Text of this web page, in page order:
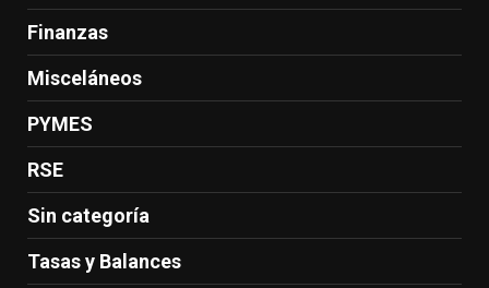
Finanzas
Misceláneos
PYMES
RSE
Sin categoría
Tasas y Balances